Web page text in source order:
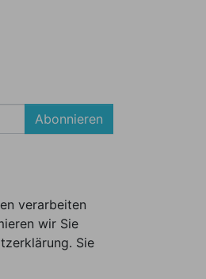
Abonnieren
verarbeiten
wir Sie
Sie